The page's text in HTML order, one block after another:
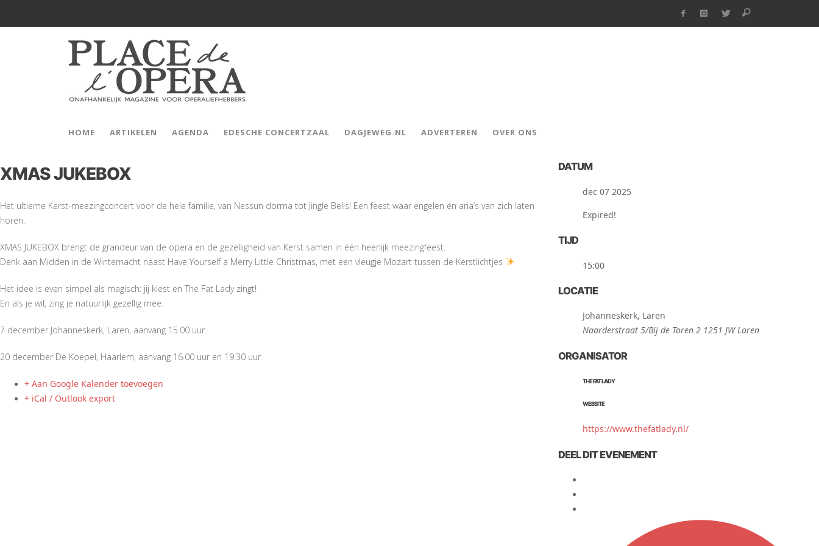
HOME ARTIKELEN AGENDA EDESCHE CONCERTZAAL DAGJEWEG.NL ADVERTEREN OVER ONS
XMAS JUKEBOX
Het ultieme Kerst-meezingconcert voor de hele familie, van Nessun dorma tot Jingle Bells! Een feest waar engelen én aria’s van zich laten
horen.
XMAS JUKEBOX brengt de grandeur van de opera en de gezelligheid van Kerst samen in één heerlijk meezingfeest.
Denk aan Midden in de Winternacht naast Have Yourself a Merry Little Christmas, met een vleugje Mozart tussen de Kerstlichtjes
Het idee is even simpel als magisch: jij kiest en The Fat Lady zingt!
En als je wil, zing je natuurlijk gezellig mee.
7 december Johanneskerk, Laren, aanvang 15.00 uur
20 december De Koepel, Haarlem, aanvang 16.00 uur en 19.30 uur
+ Aan Google Kalender toevoegen
+ iCal / Outlook export
DATUM
dec 07 2025
Expired!
TIJD
15:00
LOCATIE
Johanneskerk, Laren
Naarderstraat 5/Bij de Toren 2 1251 JW Laren
ORGANISATOR
THE FAT LADY
WEBSITE
https://www.thefatlady.nl/
DEEL DIT EVENEMENT